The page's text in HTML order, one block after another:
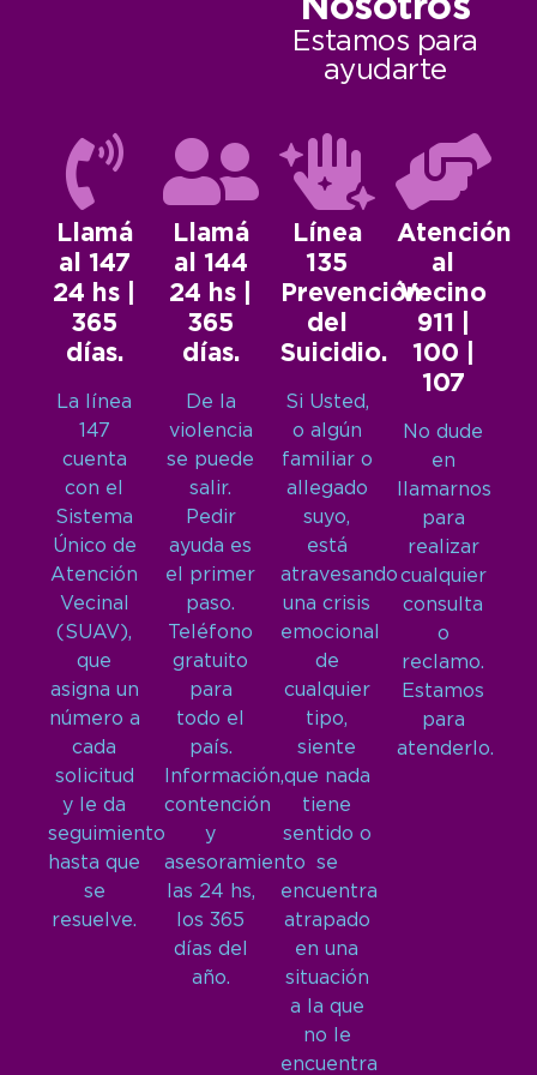
Nosotros
Estamos para
ayudarte
Llamá
al 147
24 hs |
365
días.
La línea
147
cuenta
con el
Sistema
Único de
Atención
Vecinal
(SUAV),
que
asigna un
número a
cada
solicitud
y le da
seguimiento
hasta que
se
resuelve.
Llamá
al 144
24 hs |
365
días.
De la
violencia
se puede
salir.
Pedir
ayuda es
el primer
paso.
Teléfono
gratuito
para
todo el
país.
Información,
contención
y
asesoramiento
las 24 hs,
los 365
días del
año.
Línea
135
Prevención
del
Suicidio.
Si Usted,
o algún
familiar o
allegado
suyo,
está
atravesando
una crisis
emocional
de
cualquier
tipo,
siente
que nada
tiene
sentido o
se
encuentra
atrapado
en una
situación
a la que
no le
encuentra
Atención
al
Vecino
911 |
100 |
107
No dude
en
llamarnos
para
realizar
cualquier
consulta
o
reclamo.
Estamos
para
atenderlo.